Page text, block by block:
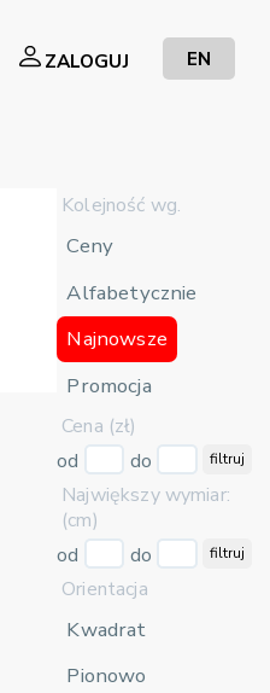
ZALOGUJ EN
Kolejność wg.
Ceny
Alfabetycznie
Najnowsze
Promocja
Cena (zł)
od
do filtruj
Największy wymiar:
(cm)
od
do filtruj
Orientacja
Kwadrat
Pionowo